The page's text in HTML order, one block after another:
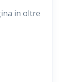
in oltre